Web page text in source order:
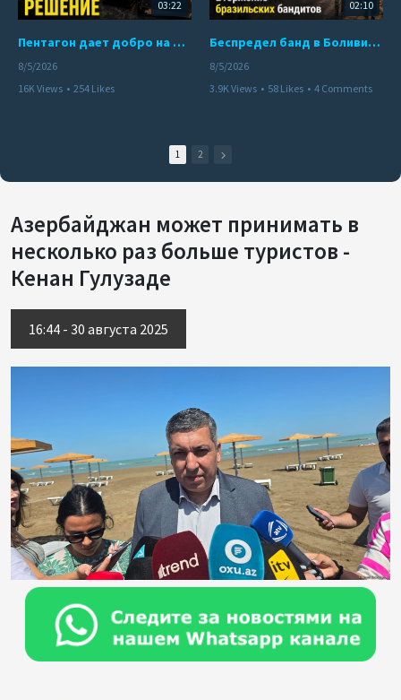
03:22
Пентагон дает добро на ядерный удар по противникам США
8/5/2026
16K Views • 254 Likes
02:10
Беспредел банд в Боливии. Расправы над наркоторговцами
8/5/2026
3.9K Views • 58 Likes • 4 Comments
1 2
Азербайджан может принимать в
несколько раз больше туристов -
Кенан Гулузаде
16:44 - 30 августа 2025